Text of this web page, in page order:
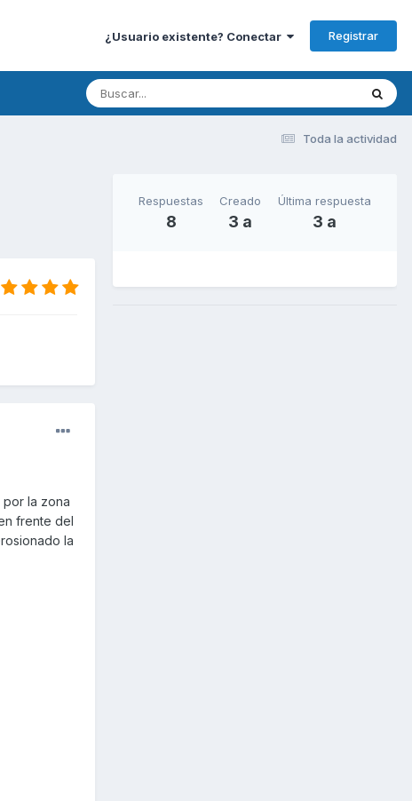
¿Usuario existente? Conectar Registrar
Toda la actividad
la zona
frente del
la
Respuestas
8
Creado
3 a
Última respuesta
3 a